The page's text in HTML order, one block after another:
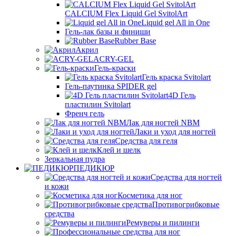
CALCIUM Flex Liquid Gel SvitolArt
Liquid gel All in One
Гель-лак базы и финиши
Rubber Base
Акрил
ACRY-GEL
Гель-краски
Гель краска Svitolart
Гель-паутинка SPIDER gel
4D Гель
пластилин Svitolart
Френч гель
Лак для ногтей NBM
Лаки и уход для ногтей
Средства для геля
Клей и шелк
Зеркальная пудра
ПЕДИКЮР
Средства для ногтей
и кожи
Косметика для ног
Противогрибковые
средства
Ремуверы и пилинги